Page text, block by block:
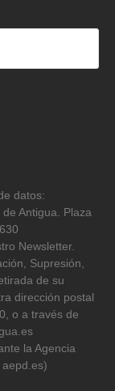
datos:
Antigua. Plaza
Newsletter.
Supresión,
de su
dirección postal
o a través de
la Agencia